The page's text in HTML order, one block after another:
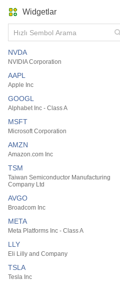
Widgetlar
NVDA
NVIDIA Corporation
AAPL
Apple Inc
GOOGL
Alphabet Inc - Class A
MSFT
Microsoft Corporation
AMZN
Amazon.com Inc
TSM
Taiwan Semiconductor Manufacturing
Company Ltd
AVGO
Broadcom Inc
META
Meta Platforms Inc - Class A
LLY
Eli Lilly and Company
TSLA
Tesla Inc